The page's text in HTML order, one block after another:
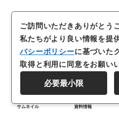
サムネイル 資料情報
ご訪問いただきありがとう
私たちがより良い情報を提
バシーポリシーに基づいた
取得と利用に同意をお願い
必要最小限